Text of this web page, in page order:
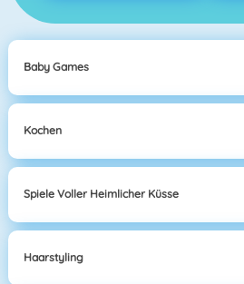
Baby Games
Kochen
Spiele Voller Heimlicher Küsse
Haarstyling